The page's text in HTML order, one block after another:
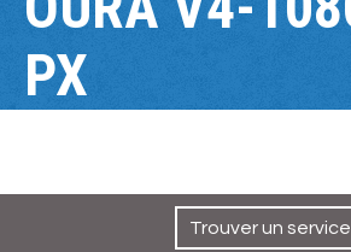
PX
Trouver un service